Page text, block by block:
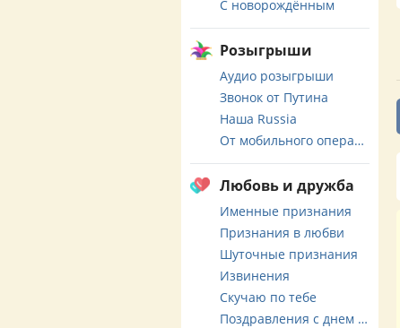
С новорождённым
Розыгрыши
Аудио розыгрыши
Звонок от Путина
Наша Russia
От мобильного оператора
Любовь и дружба
Именные признания
Признания в любви
Шуточные признания
Извинения
Скучаю по тебе
Поздравления с днем свадьбы